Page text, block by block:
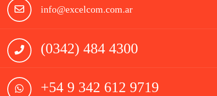
info@excelcom.com.ar
(0342) 484 4300
+54 9 342 612 9719